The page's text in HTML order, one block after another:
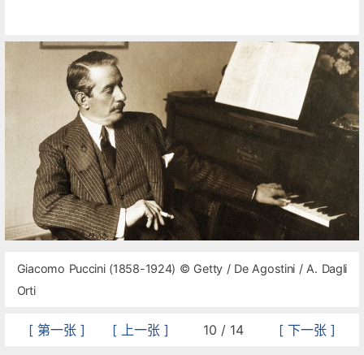
Giacomo Puccini (1858-1924) © Getty / De Agostini / A. Dagli
Orti
[ 第一张 ] [ 上一张 ] 10 / 14 [ 下一张 ]